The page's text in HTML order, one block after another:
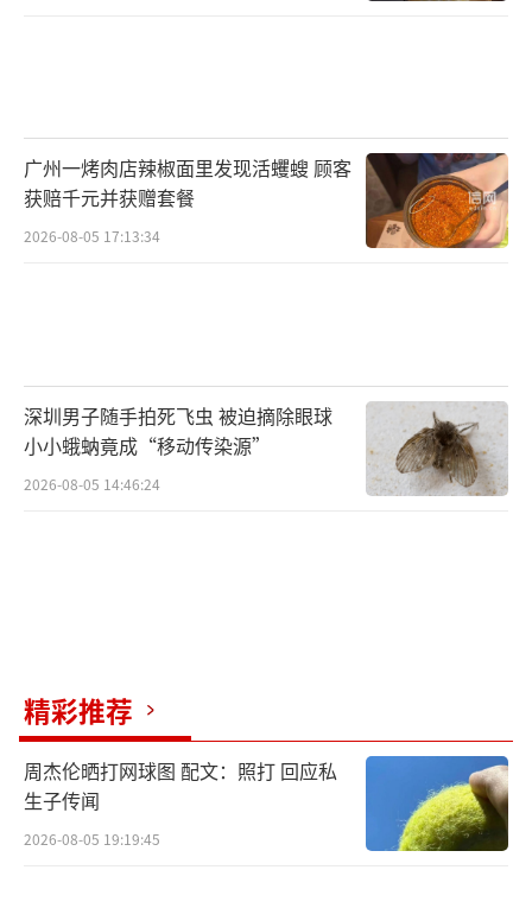
广州一烤肉店辣椒面里发现活蠼螋 顾客
获赔千元并获赠套餐
2026-08-05 17:13:34
深圳男子随手拍死飞虫 被迫摘除眼球
小小蛾蚋竟成“移动传染源”
2026-08-05 14:46:24
精彩推荐
周杰伦晒打网球图 配文：照打 回应私
生子传闻
2026-08-05 19:19:45